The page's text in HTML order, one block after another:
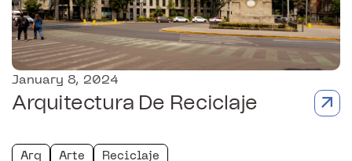
January 8, 2024
Arquitectura De Reciclaje
Arq Arte Reciclaje